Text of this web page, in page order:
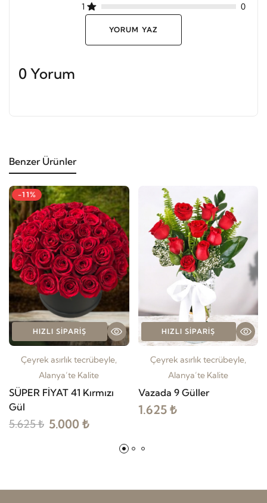
1
0
YORUM YAZ
0 Yorum
Benzer Ürünler
-11%
HIZLI SIPARIŞ
Çeyrek asırlık tecrübeyle,
Alanya’te Kalite
SÜPER FİYAT 41 Kırmızı
Gül
5.625 ₺ 5.000 ₺
HIZLI SIPARIŞ
Çeyrek asırlık tecrübeyle,
Alanya’te Kalite
Vazada 9 Güller
1.625 ₺